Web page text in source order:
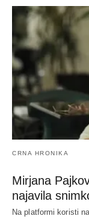
CRNA HRONIKA
Mirjana
najavila
Na platformi koristi